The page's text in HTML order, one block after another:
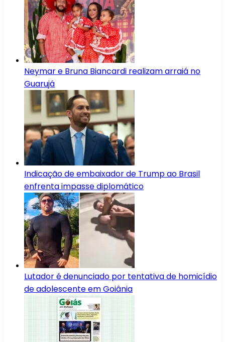
Neymar e Bruna Biancardi realizam arraiá no
Guarujá
Indicação de embaixador de Trump ao Brasil
enfrenta impasse diplomático
Lutador é denunciado por tentativa de homicídio
de adolescente em Goiânia